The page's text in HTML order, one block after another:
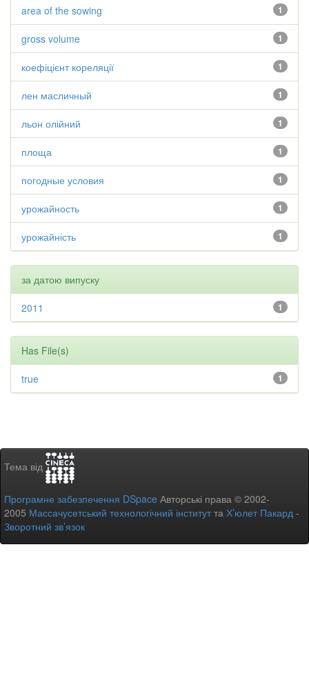
1
area of the sowing
1
gross volume
1
коефіцієнт кореляції
1
лен масличный
1
льон олійний
1
площа
1
погодные условия
1
урожайность
1
урожайність
за датою випуску
1
2011
Has File(s)
1
true
Тема від
Програмне забезпечення DSpace Авторські права © 2002-
2005 Массачусетський технологічний інститутта Х’юлет Пакард -
Зворотний зв’язок